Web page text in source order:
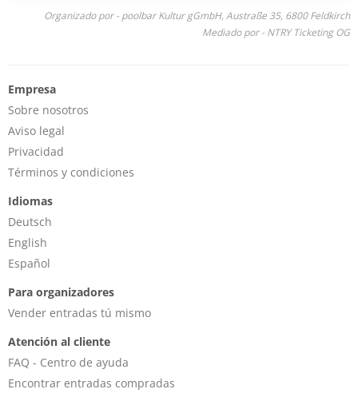
Organizado por - poolbar Kultur gGmbH, Austraße 35, 6800 Feldkirch
Mediado por - NTRY Ticketing OG
Empresa
Sobre nosotros
Aviso legal
Privacidad
Términos y condiciones
Idiomas
Deutsch
English
Español
Para organizadores
Vender entradas tú mismo
Atención al cliente
FAQ - Centro de ayuda
Encontrar entradas compradas